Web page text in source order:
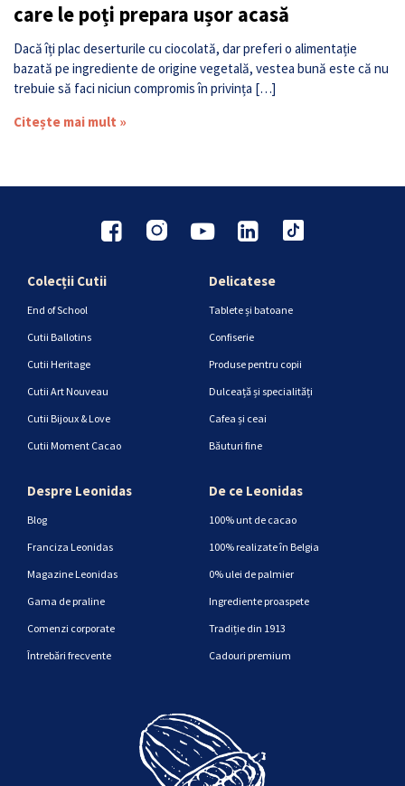
care le poți prepara ușor acasă
Dacă îți plac deserturile cu ciocolată, dar preferi o alimentație
bazată pe ingrediente de origine vegetală, vestea bună este că nu
trebuie să faci niciun compromis în privința […]
Citește mai mult »
Colecții Cutii
End of School
Cutii Ballotins
Cutii Heritage
Cutii Art Nouveau
Cutii Bijoux & Love
Cutii Moment Cacao
Delicatese
Tablete și batoane
Confiserie
Produse pentru copii
Dulceață și specialități
Cafea și ceai
Băuturi fine
Despre Leonidas
Blog
Franciza Leonidas
Magazine Leonidas
Gama de praline
Comenzi corporate
Întrebări frecvente
De ce Leonidas
100% unt de cacao
100% realizate în Belgia
0% ulei de palmier
Ingrediente proaspete
Tradiție din 1913
Cadouri premium